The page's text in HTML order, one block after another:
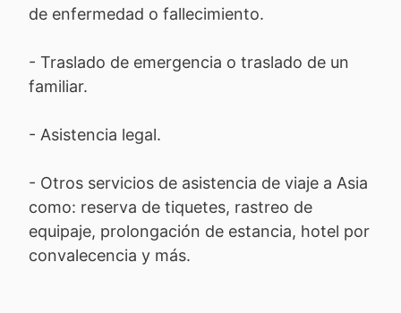
de enfermedad o fallecimiento.
- Traslado de emergencia o traslado de un
familiar.
- Asistencia legal.
- Otros servicios de asistencia de viaje a Asia
como: reserva de tiquetes, rastreo de
equipaje, prolongación de estancia, hotel por
convalecencia y más.